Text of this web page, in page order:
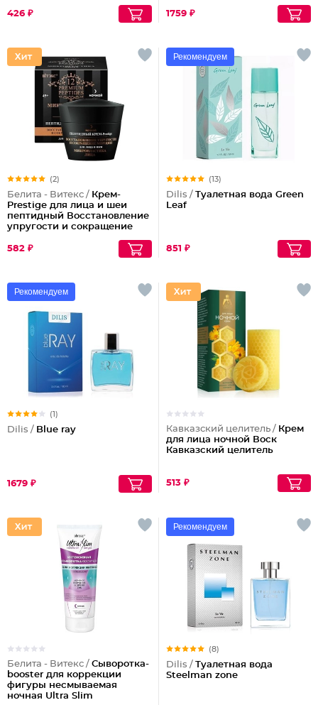
426 ₽ 1759 ₽
(2)
Белита - Витекс / Крем-
Prestige для лица и шеи
пептидный Восстановление
упругости и сокращение
582 ₽
Рекомендуем
(13)
Dilis / Туалетная вода Green
Leaf
851 ₽
Рекомендуем
(1)
Dilis / Blue ray
1679 ₽
Кавказский целитель / Крем
для лица ночной Воск
Кавказский целитель
513 ₽
Белита - Витекс / Сыворотка-
booster для коррекции
фигуры несмываемая
ночная Ultra Slim
Рекомендуем
(8)
Dilis / Туалетная вода
Steelman zone